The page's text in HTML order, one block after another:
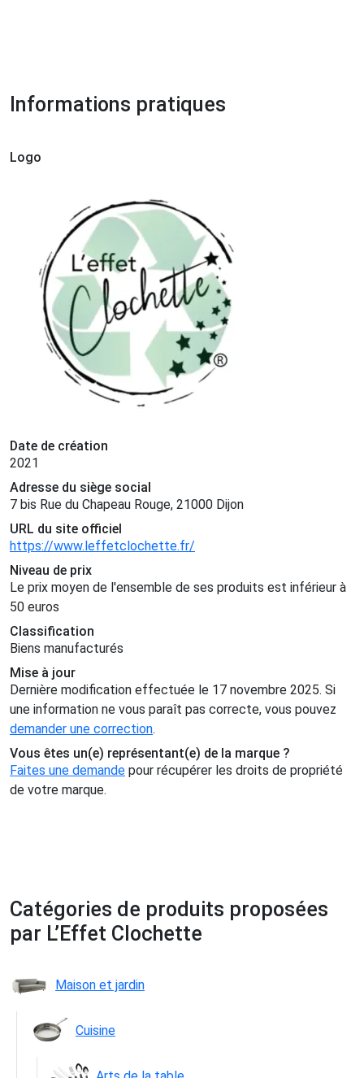
Informations pratiques
Logo
Date de création
2021
Adresse du siège social
7 bis Rue du Chapeau Rouge, 21000 Dijon
URL du site officiel
https://www.leffetclochette.fr/
Niveau de prix
Le prix moyen de l'ensemble de ses produits est inférieur à
50 euros
Classification
Biens manufacturés
Mise à jour
Dernière modification effectuée le 17 novembre 2025. Si
une information ne vous paraît pas correcte, vous pouvez
demander une correction.
Vous êtes un(e) représentant(e) de la marque ?
Faites une demande pour récupérer les droits de propriété
de votre marque.
Catégories de produits proposées
par L’Effet Clochette
Maison et jardin
Cuisine